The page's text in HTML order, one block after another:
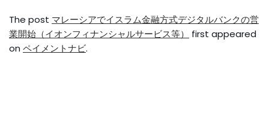
The post マレーシアでイスラム金融方式デジタルバンクの営
業開始（イオンフィナンシャルサービス等）
first appeared
on ペイメントナビ.